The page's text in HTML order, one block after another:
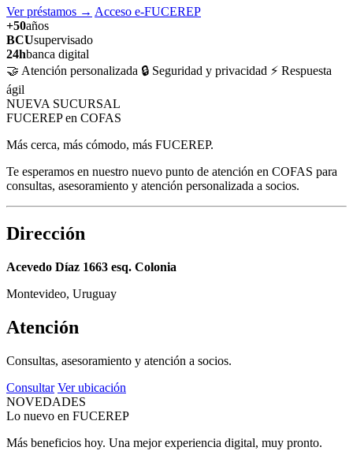
Ver préstamos → Acceso e-FUCEREP
+50años
BCUsupervisado
24hbanca digital
🤝 Atención personalizada 🔒 Seguridad y privacidad ⚡ Respuesta
ágil
NUEVA SUCURSAL
FUCEREP en COFAS
Más cerca, más cómodo, más FUCEREP.
Te esperamos en nuestro nuevo punto de atención en COFAS para
consultas, asesoramiento y atención personalizada a socios.
Dirección
Acevedo Díaz 1663 esq. Colonia
Montevideo, Uruguay
Atención
Consultas, asesoramiento y atención a socios.
Consultar Ver ubicación
NOVEDADES
Lo nuevo en FUCEREP
Más beneficios hoy. Una mejor experiencia digital, muy pronto.